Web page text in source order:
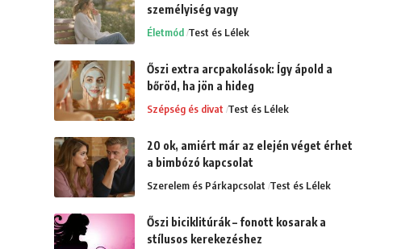
személyiség vagy
Életmód Test és Lélek
Őszi extra arcpakolások: Így ápold a
bőröd, ha jön a hideg
Szépség és divat Test és Lélek
20 ok, amiért már az elején véget érhet
a bimbózó kapcsolat
Szerelem és Párkapcsolat Test és Lélek
Őszi biciklitúrák – fonott kosarak a
stílusos kerekezéshez